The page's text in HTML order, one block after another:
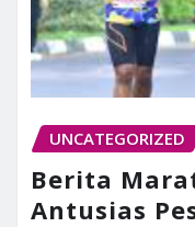
UNCATEGORIZED
Berita
Antusias